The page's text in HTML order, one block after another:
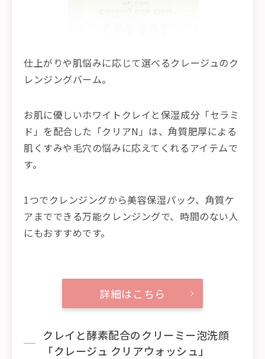
仕上がりや肌悩みに応じて選べるクレージュのク
レンジングバーム。
お肌に優しいホワイトクレイと保湿成分「セラミ
ド」を配合した「クリアN」は、角質肥厚による
肌くすみや毛穴の悩みに応えてくれるアイテムで
す。
1つでクレンジングから美容保湿パック、角質ケ
アまでできる万能クレンジングで、時間のない人
にもおすすめです。
詳細はこちら
クレイと酵素配合のクリーミー泡洗顔
「クレージュ クリアウォッシュ」